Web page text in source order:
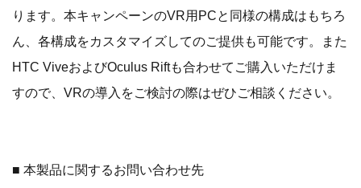
ります。本キャンペーンのVR用PCと同様の構成はもちろ
ん、各構成をカスタマイズしてのご提供も可能です。また
HTC ViveおよびOculus Riftも合わせてご購入いただけま
すので、VRの導入をご検討の際はぜひご相談ください。
■ 本製品に関するお問い合わせ先